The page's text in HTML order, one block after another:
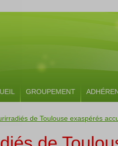
GROUPEMENT
de Toulouse exaspérés